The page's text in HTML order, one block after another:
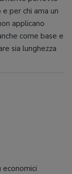
per chi ama un
applicano
come base e
sia lunghezza